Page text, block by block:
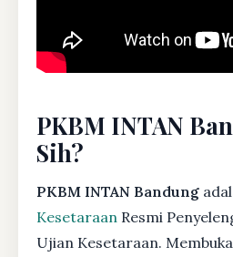
PKBM INTAN
Sih?
PKBM INTAN Bandung
Kesetaraan Resmi
Ujian Kesetaraan.